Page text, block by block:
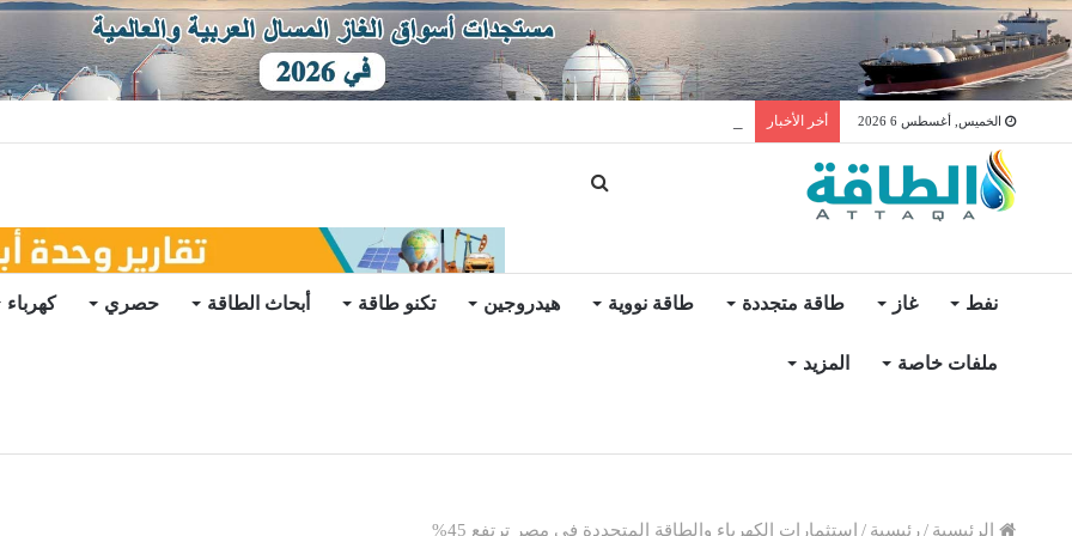
الخميس, أغسطس 6 2026 أخر الأخبار
نفط غاز طاقة متجددة طاقة نووية هيدروجين تكنو طاقة أبحاث الطاقة حصري كهرباء
ملفات خاصة المزيد
الرئيسية /رئيسية / استثمارات الكهرباء والطاقة المتجددة في مصر ترتفع 45%